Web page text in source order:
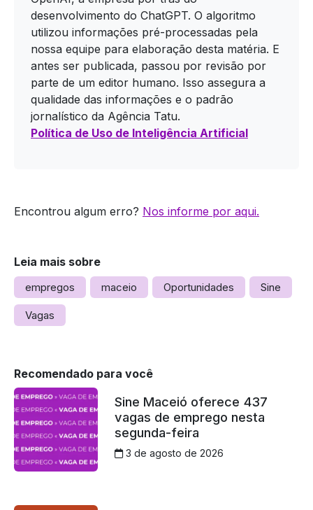
desenvolvimento do ChatGPT. O algoritmo
utilizou informações pré-processadas pela
nossa equipe para elaboração desta matéria. E
antes ser publicada, passou por revisão por
parte de um editor humano. Isso assegura a
qualidade das informações e o padrão
jornalístico da Agência Tatu.
Política de Uso de Inteligência Artificial
Encontrou algum erro? Nos informe por aqui.
Leia mais sobre
empregos maceio Oportunidades Sine
Vagas
Recomendado para você
Sine Maceió oferece 437
vagas de emprego nesta
segunda-feira
3 de agosto de 2026